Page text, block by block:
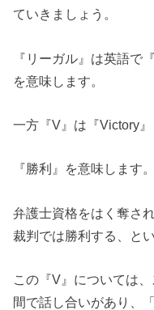
ていきましょう。
『リーガル』は英語で
を意味します。
一方『V』は『Victory』
『勝利』を意味します。
弁護士資格をはく奪さ
裁判では勝利する、と
この『V』については
間で話し合いがあり、